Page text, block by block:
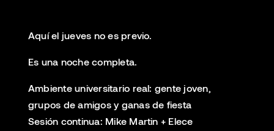
Aquí el jueves no es previo.
Es una noche completa.
Ambiente universitario real: gente joven,
grupos de amigos y ganas de fiesta
Sesión continua: Mike Martin + Elece